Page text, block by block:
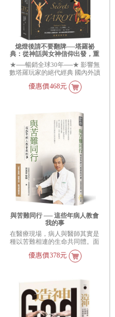
熄燈後請不要翻牌──塔羅祕
典：從神話與女神信仰出發，重
新認識塔羅的起源、歷史和符號
學【經典全新中譯】
★──暢銷全球30年──★ 影響無
數塔羅玩家的絕代經典 國內外讀
者齊聲讚譽：「作為塔羅愛好
者，你一定要認識這本書！」
優惠價468元
與苦難同行 ── 這些年病人教會
我的事
在醫療現場，病人與醫師其實是
種以苦難相連的生命共同體。面
對無法重來的醫療歷程，可以如
何做得更好、避免併發症？郭漢
身為外科醫師對生命的深刻體
悟。
優惠價378元